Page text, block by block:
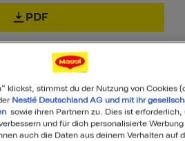
PDF
65
von 100
klickst, stimmst du der Nutzung von Cookies
Nestlé Deutschland AG und mit ihr
sowie ihren Partnern zu. Dies ist erforderlich,
und für dich personalisierte
auch die Daten aus deinem Verhalten auf